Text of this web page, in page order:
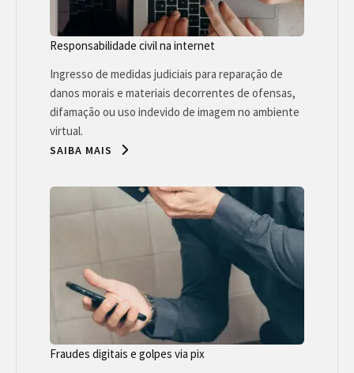
Responsabilidade civil na internet
Ingresso de medidas judiciais para reparação de
danos morais e materiais decorrentes de ofensas,
difamação ou uso indevido de imagem no ambiente
virtual.
SAIBA MAIS
Fraudes digitais e golpes via pix